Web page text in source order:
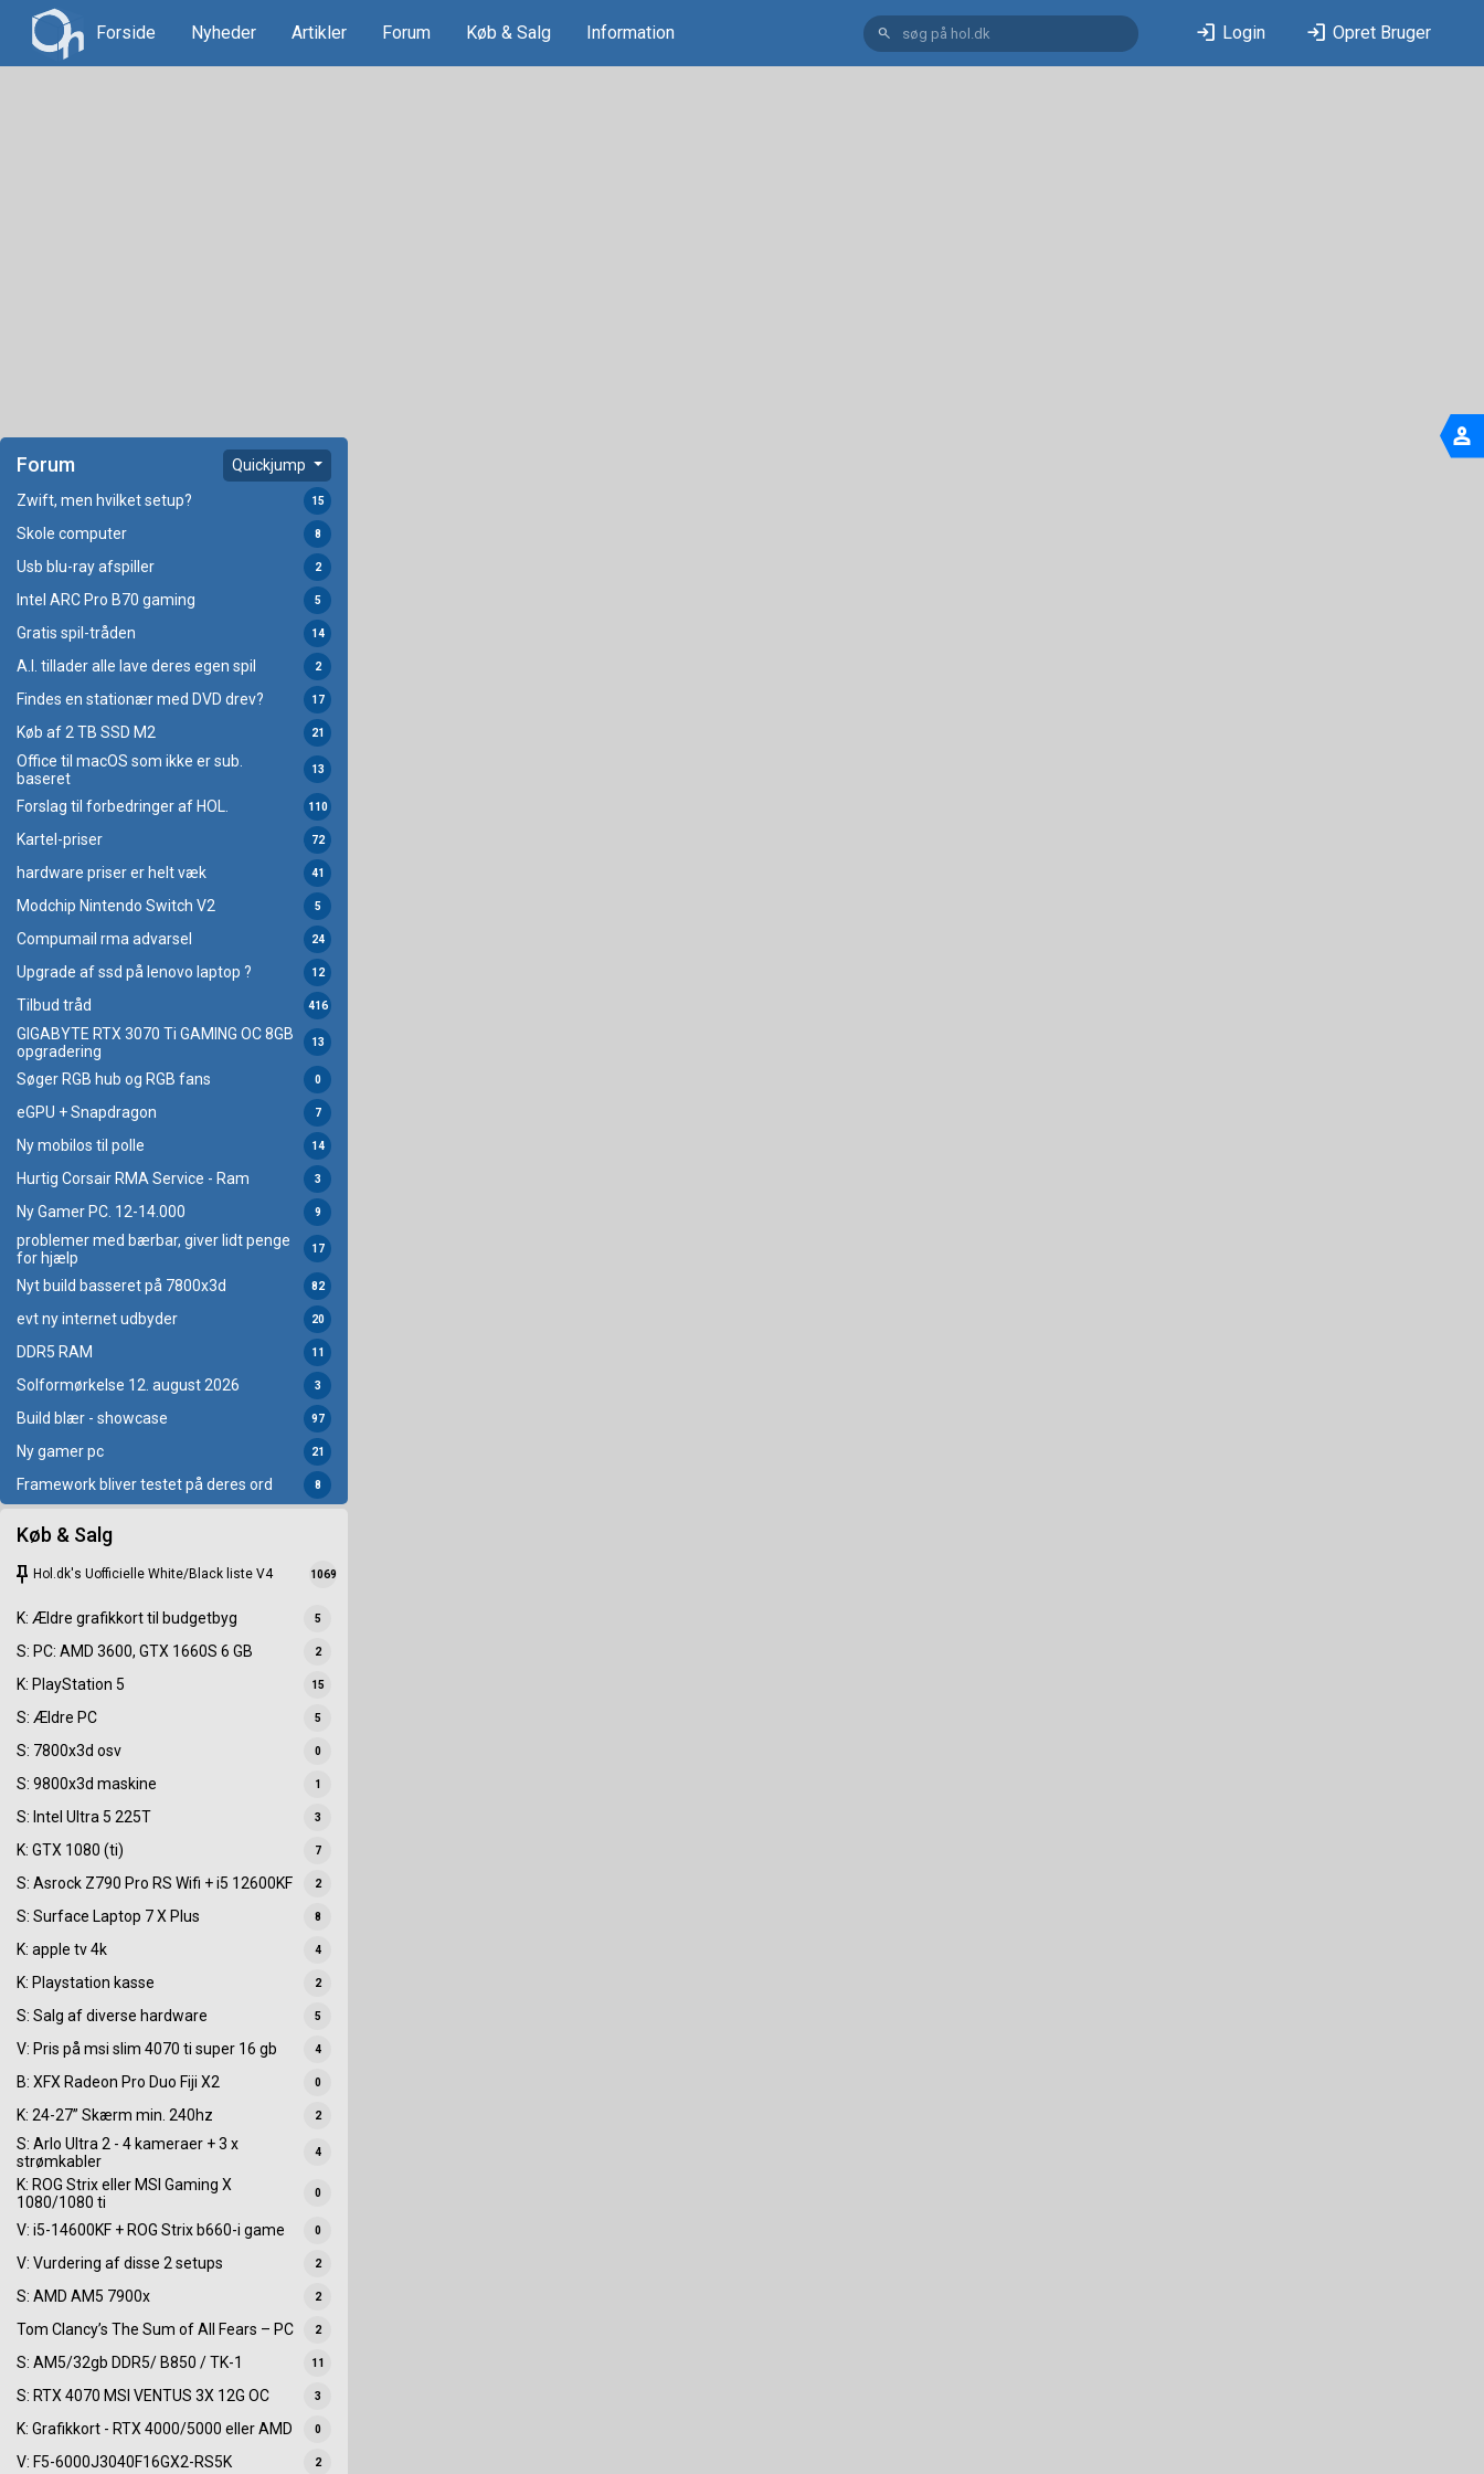
Forside Nyheder Artikler Forum Køb & Salg Information search login Login login Opret Bruger
Forum Quickjump
Zwift, men hvilket setup? 15
Skole computer 8
Usb blu-ray afspiller 2
Intel ARC Pro B70 gaming 5
Gratis spil-tråden 14
A.I. tillader alle lave deres egen spil 2
Findes en stationær med DVD drev? 17
Køb af 2 TB SSD M2 21
Office til macOS som ikke er sub.
baseret
13
Forslag til forbedringer af HOL. 110
Kartel-priser 72
hardware priser er helt væk 41
Modchip Nintendo Switch V2 5
Compumail rma advarsel 24
Upgrade af ssd på lenovo laptop ? 12
Tilbud tråd 416
GIGABYTE RTX 3070 Ti GAMING OC 8GB
opgradering
13
Søger RGB hub og RGB fans 0
eGPU + Snapdragon 7
Ny mobilos til polle 14
Hurtig Corsair RMA Service - Ram 3
Ny Gamer PC. 12-14.000 9
problemer med bærbar, giver lidt penge
for hjælp
17
Nyt build basseret på 7800x3d 82
evt ny internet udbyder 20
DDR5 RAM 11
Solformørkelse 12. august 2026 3
Build blær - showcase 97
Ny gamer pc 21
Framework bliver testet på deres ord 8
Køb & Salg
keep Hol.dk's Uofficielle White/Black liste V4 1069
K: Ældre grafikkort til budgetbyg 5
S: PC: AMD 3600, GTX 1660S 6 GB 2
K: PlayStation 5 15
S: Ældre PC 5
S: 7800x3d osv 0
S: 9800x3d maskine 1
S: Intel Ultra 5 225T 3
K: GTX 1080 (ti) 7
S: Asrock Z790 Pro RS Wifi + i5 12600KF 2
S: Surface Laptop 7 X Plus 8
K: apple tv 4k 4
K: Playstation kasse 2
S: Salg af diverse hardware 5
V: Pris på msi slim 4070 ti super 16 gb 4
B: XFX Radeon Pro Duo Fiji X2 0
K: 24-27” Skærm min. 240hz 2
S: Arlo Ultra 2 - 4 kameraer + 3 x
strømkabler
4
K: ROG Strix eller MSI Gaming X
1080/1080 ti
0
V: i5-14600KF + ROG Strix b660-i game 0
V: Vurdering af disse 2 setups 2
S: AMD AM5 7900x 2
Tom Clancy’s The Sum of All Fears – PC 2
S: AM5/32gb DDR5/ B850 / TK-1 11
S: RTX 4070 MSI VENTUS 3X 12G OC 3
K: Grafikkort - RTX 4000/5000 eller AMD 0
V: F5-6000J3040F16GX2-RS5K 2
person